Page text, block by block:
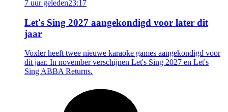
7 uur geleden23:17
Let's Sing 2027 aangekondigd voor later dit
jaar
Voxler heeft twee nieuwe karaoke games aangekondigd voor
dit jaar. In november verschijnen Let's Sing 2027 en Let's
Sing ABBA Returns.